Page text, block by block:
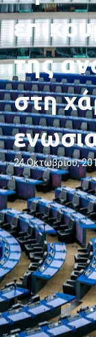
της
στη
24 Οκτωβρίου,